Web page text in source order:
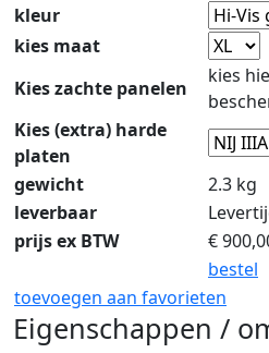
kleur
kies maat
Kies zachte panelen
kies
Kies (extra) harde
platen
gewicht
2.3 kg
leverbaar
prijs ex BTW
€
bestel
toevoegen aan favorieten
Eigenschappen /